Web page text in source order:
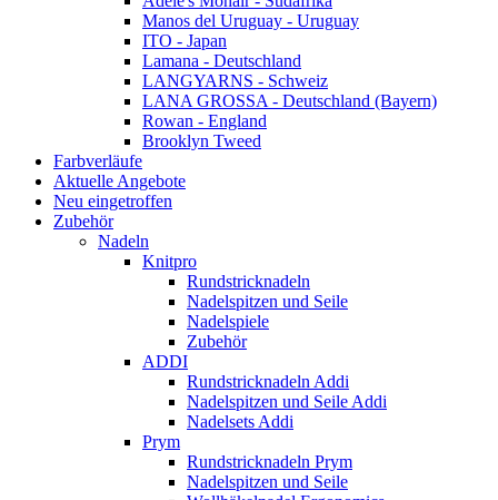
Manos del Uruguay - Uruguay
ITO - Japan
Lamana - Deutschland
LANGYARNS - Schweiz
LANA GROSSA - Deutschland (Bayern)
Rowan - England
Brooklyn Tweed
Farbverläufe
Aktuelle Angebote
Neu eingetroffen
Zubehör
Nadeln
Knitpro
Rundstricknadeln
Nadelspitzen und Seile
Nadelspiele
Zubehör
ADDI
Rundstricknadeln Addi
Nadelspitzen und Seile Addi
Nadelsets Addi
Prym
Rundstricknadeln Prym
Nadelspitzen und Seile